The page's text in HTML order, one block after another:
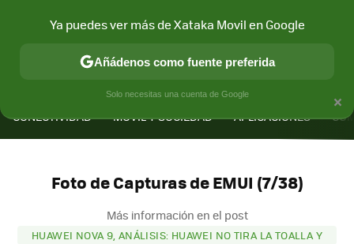
CONECTIVIDAD MÓVIL Y SOCIEDAD APLICACIONES
Foto de Capturas de EMUI (7/38)
Más información en el post
HUAWEI NOVA 9, ANÁLISIS: HUAWEI NO TIRA LA TOALLA Y
×
Ya puedes ver más de Xataka Movil en Google
Añádenos como fuente preferida
Solo necesitas una cuenta de Google